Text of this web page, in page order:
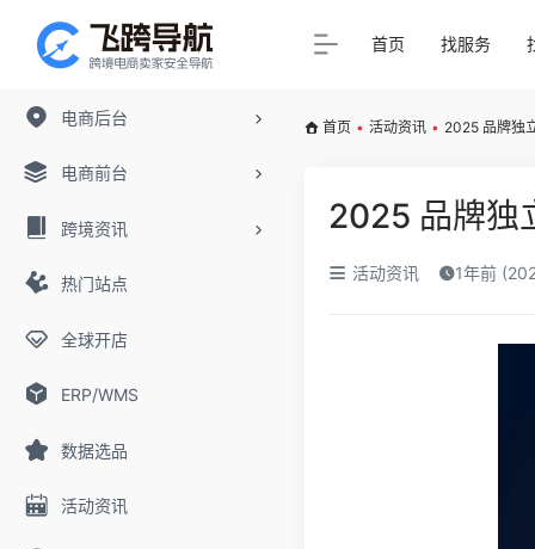
电商后台
电商前台
跨境资讯
热门站点
全球开店
ERP/WMS
数据选品
活动资讯
首页 找服务
首页 • 活动资讯 • 2025 品牌独
2025 品牌独
活动资讯 1年前